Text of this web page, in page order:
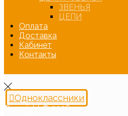
ЗВЕНЬЯ
ЦЕПИ
Оплата
Доставка
Кабинет
Контакты
Одноклассники
Copyright © 2026